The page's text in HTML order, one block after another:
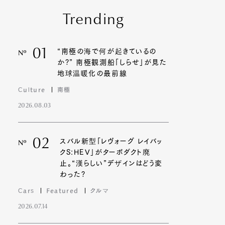
Trending
Nº 01
“南極の海で何が起きているの
か?” 南極観測船「しらせ」が見た
地球温暖化の最前線
Culture 南極
2026.08.03
Nº 02
スバル新型「レヴォーグ レイバッ
クS:HEV」がターボダクト廃
止。“漢らしい”デザインはどう変
わった?
Cars Featured クルマ
2026.07.14